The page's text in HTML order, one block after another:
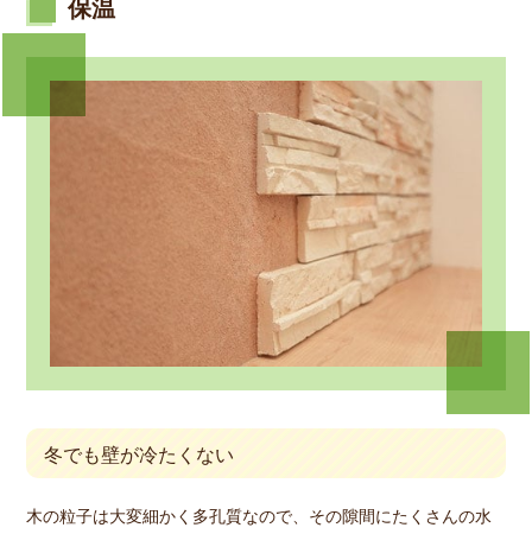
保温
冬でも壁が冷たくない
木の粒子は大変細かく多孔質なので、その隙間にたくさんの水